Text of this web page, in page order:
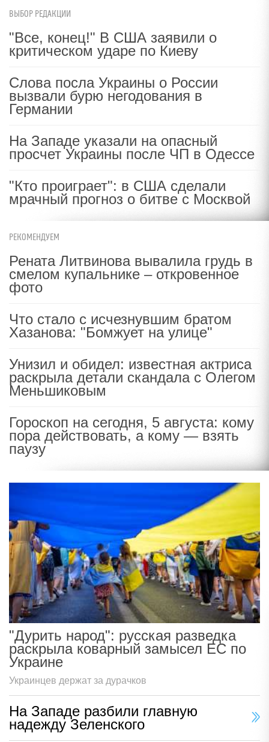
ВЫБОР РЕДАКЦИИ
"Все, конец!" В США заявили о
критическом ударе по Киеву
Слова посла Украины о России
вызвали бурю негодования в
Германии
На Западе указали на опасный
просчет Украины после ЧП в Одессе
"Кто проиграет": в США сделали
мрачный прогноз о битве с Москвой
РЕКОМЕНДУЕМ
Рената Литвинова вывалила грудь в
смелом купальнике – откровенное
фото
Что стало с исчезнувшим братом
Хазанова: "Бомжует на улице"
Унизил и обидел: известная актриса
раскрыла детали скандала с Олегом
Меньшиковым
Гороскоп на сегодня, 5 августа: кому
пора действовать, а кому — взять
паузу
"Дурить народ": русская разведка
раскрыла коварный замысел ЕС по
Украине
Украинцев держат за дурачков
На Западе разбили главную
надежду Зеленского